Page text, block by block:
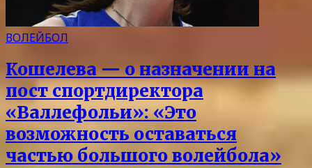
ВОЛЕЙБОЛ
Кошелева — о назначении на
пост спортдиректора
«Валлефольи»: «Это
возможность оставаться
частью большого волейбола»